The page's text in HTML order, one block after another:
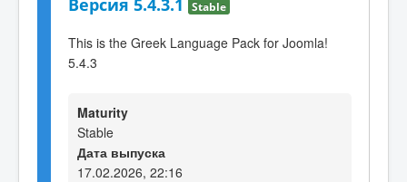
Stable
This is the Greek Language Pack for Joomla!
5.4.3
Maturity
Stable
Дата выпуска
17.02.2026, 22:16